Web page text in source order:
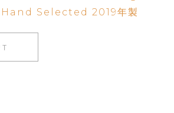
Selected 2019年製